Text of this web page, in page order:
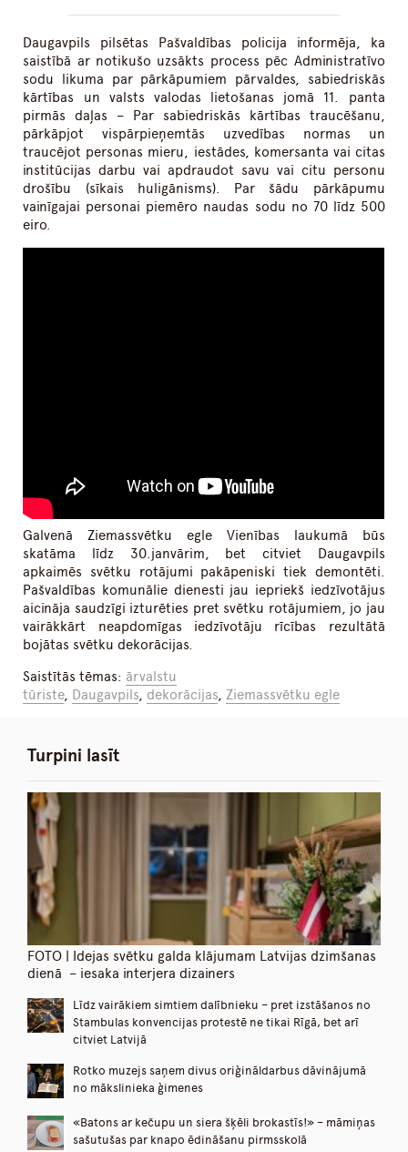
Daugavpils pilsētas Pašvaldības policija informēja, ka
saistībā ar notikušo uzsākts process pēc Administratīvo
sodu likuma par pārkāpumiem pārvaldes, sabiedriskās
kārtības un valsts valodas lietošanas jomā 11. panta
pirmās daļas – Par sabiedriskās kārtības traucēšanu,
pārkāpjot vispārpieņemtās uzvedības normas un
traucējot personas mieru, iestādes, komersanta vai citas
institūcijas darbu vai apdraudot savu vai citu personu
drošību (sīkais huligānisms). Par šādu pārkāpumu
vainīgajai personai piemēro naudas sodu no 70 līdz 500
eiro.
Galvenā Ziemassvētku egle Vienības laukumā būs
skatāma līdz 30.janvārim, bet citviet Daugavpils
apkaimēs svētku rotājumi pakāpeniski tiek demontēti.
Pašvaldības komunālie dienesti jau iepriekš iedzīvotājus
aicināja saudzīgi izturēties pret svētku rotājumiem, jo jau
vairākkārt neapdomīgas iedzīvotāju rīcības rezultātā
bojātas svētku dekorācijas.
Saistītās tēmas: ārvalstu
tūriste, Daugavpils, dekorācijas,Ziemassvētku egle
Turpini lasīt
FOTO | Idejas svētku galda klājumam Latvijas dzimšanas
dienā – iesaka interjera dizainers
Līdz vairākiem simtiem dalībnieku – pret izstāšanos no
Stambulas konvencijas protestē ne tikai Rīgā, bet arī
citviet Latvijā
Rotko muzejs saņem divus oriģināldarbus dāvinājumā
no mākslinieka ģimenes
«Batons ar kečupu un siera šķēli brokastīs!» – māmiņas
sašutušas par knapo ēdināšanu pirmsskolā